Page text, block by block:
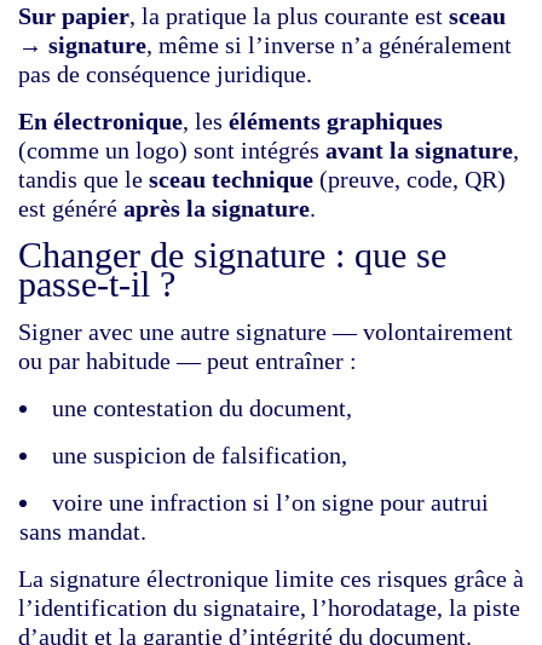
Sur papier, la pratique la plus courante est sceau
→ signature, même si l’inverse n’a généralement
pas de conséquence juridique.
En électronique, les éléments graphiques
(comme un logo) sont intégrés avant la signature,
tandis que le sceau technique (preuve, code, QR)
est généré après la signature.
Changer de signature : que se
passe‑t‑il ?
Signer avec une autre signature — volontairement
ou par habitude — peut entraîner :
une contestation du document,
une suspicion de falsification,
voire une infraction si l’on signe pour autrui
sans mandat.
La signature électronique limite ces risques grâce à
l’identification du signataire, l’horodatage, la piste
d’audit et la garantie d’intégrité du document.